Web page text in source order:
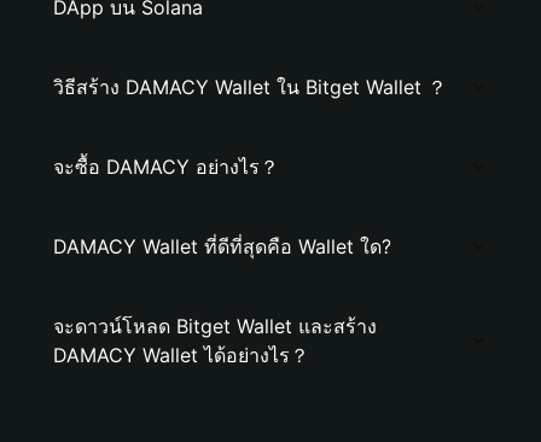
DApp บน Solana
วิธีสร้าง DAMACY Wallet ใน Bitget Wallet ？
จะซื้อ DAMACY อย่างไร？
DAMACY Wallet ที่ดีที่สุดคือ Wallet ใด?
จะดาวน์โหลด Bitget Wallet และสร้าง
DAMACY Wallet ได้อย่างไร？